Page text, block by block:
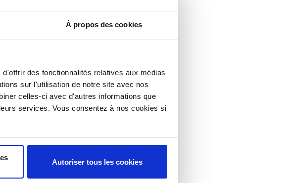
À propos des cookies
des fonctionnalités relatives aux médias
sur l'utilisation de notre site avec nos
celles-ci avec d'autres informations que
services. Vous consentez à nos cookies si
Autoriser tous les cookies